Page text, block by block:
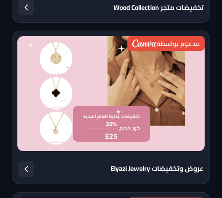
تخفيضات متجر Wood Collection
مدعوم بواسطة
عروض وتخفيضات Elyazi Jewelry